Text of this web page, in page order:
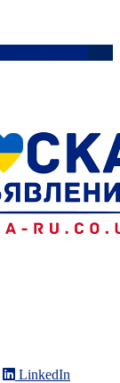
LinkedIn